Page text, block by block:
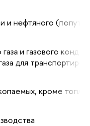
и газового
для
кроме